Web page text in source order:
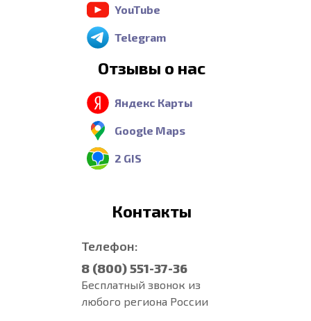
YouTube
Telegram
Отзывы о нас
Яндекс Карты
Google Maps
2 GIS
Контакты
Телефон:
8 (800) 551-37-36
Бесплатный звонок из
любого региона России